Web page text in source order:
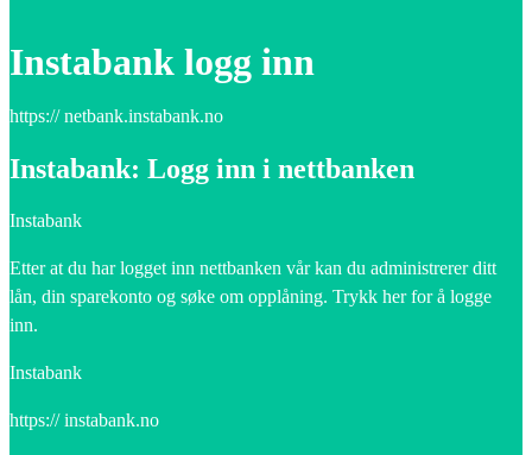
Instabank logg inn
https:// netbank.instabank.no
Instabank: Logg inn i nettbanken
Instabank
Etter at du har logget inn nettbanken vår kan du administrerer ditt
lån, din sparekonto og søke om opplåning. Trykk her for å logge
inn.
Instabank
https:// instabank.no